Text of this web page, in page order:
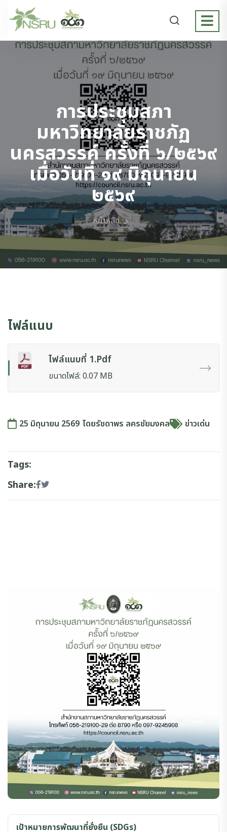
การประชุมสภา
มหาวิทยาลัยราชภัฏ
นครสวรรค์ ครั้งที่ ๖/๒๕๖๙
เมื่อวันที่ ๑๙ มิถุนายน
๒๕๖๙
หน้าหลัก
ไฟล์แนบ
ไฟล์แนบที่ 1.pdf
ขนาดไฟล์: 0.07 MB
25 มิถุนายน 2569 โดยรัชดาพร ลครชัยมงคล ข่าวเด่น
Tags:
Share:
เป้าหมายการพัฒนาที่ยั่งยืน (SDGs)